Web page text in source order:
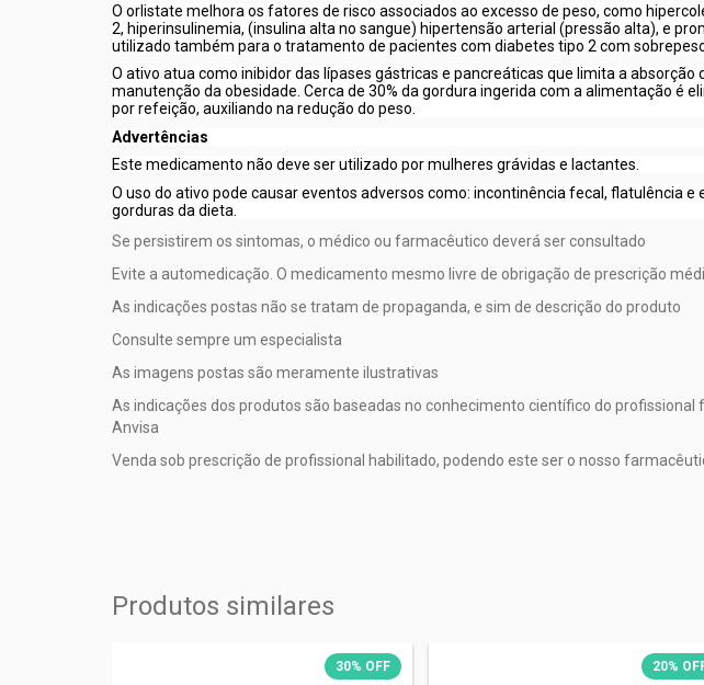
O orlistate melhora os fatores de risco associados ao excesso de peso, como
2, hiperinsulinemia, (insulina alta no sangue) hipertensão arterial (pressão alta), e
utilizado também para o tratamento de pacientes com diabetes tipo 2 com
O ativo atua como inibidor das lípases gástricas e pancreáticas que limita a
manutenção da obesidade. Cerca de 30% da gordura ingerida com a alimentação
por refeição, auxiliando na redução do peso.
Advertências
Este medicamento não deve ser utilizado por mulheres grávidas e lactantes.
O uso do ativo pode causar eventos adversos como: incontinência fecal, flatulência
gorduras da dieta.
Se persistirem os sintomas, o médico ou farmacêutico deverá ser consultado
Evite a automedicação. O medicamento mesmo livre de obrigação de prescrição
As indicações postas não se tratam de propaganda, e sim de descrição do produto
Consulte sempre um especialista
As imagens postas são meramente ilustrativas
As indicações dos produtos são baseadas no conhecimento científico do
Anvisa
Venda sob prescrição de profissional habilitado, podendo este ser o nosso
Produtos similares
30% OFF 20%